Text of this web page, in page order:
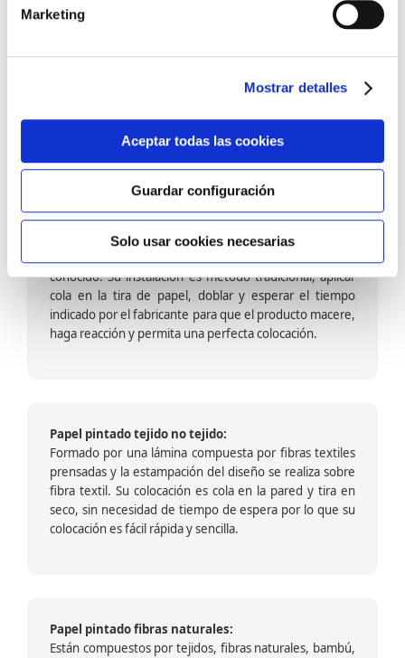
Marketing
Mostrar detalles
Aceptar todas las cookies
Guardar configuración
Solo usar cookies necesarias
barniz multiadherente en base agua. En zonas de
fuegos, se recomienda proteger con placas, silestone,
dado que el frotar en exceso dañaría el papel. Su
colocación es cola en la pared y tira en seco, sin
colocación es fácil rápida y sencilla.
Papel pintado calidad papel:
Formado por una capa de papel sobre un soporte de
conocido. Su instalación es método tradicional, aplicar
cola en la tira de papel, doblar y esperar el tiempo
indicado por el fabricante para que el producto macere,
haga reacción y permita una perfecta colocación.
Papel pintado tejido no tejido:
Formado por una lámina compuesta por fibras textiles
prensadas y la estampación del diseño se realiza sobre
fibra textil. Su colocación es cola en la pared y tira en
seco, sin necesidad de tiempo de espera por lo que su
colocación es fácil rápida y sencilla.
Papel pintado fibras naturales:
Están compuestos por tejidos, fibras naturales, bambú,